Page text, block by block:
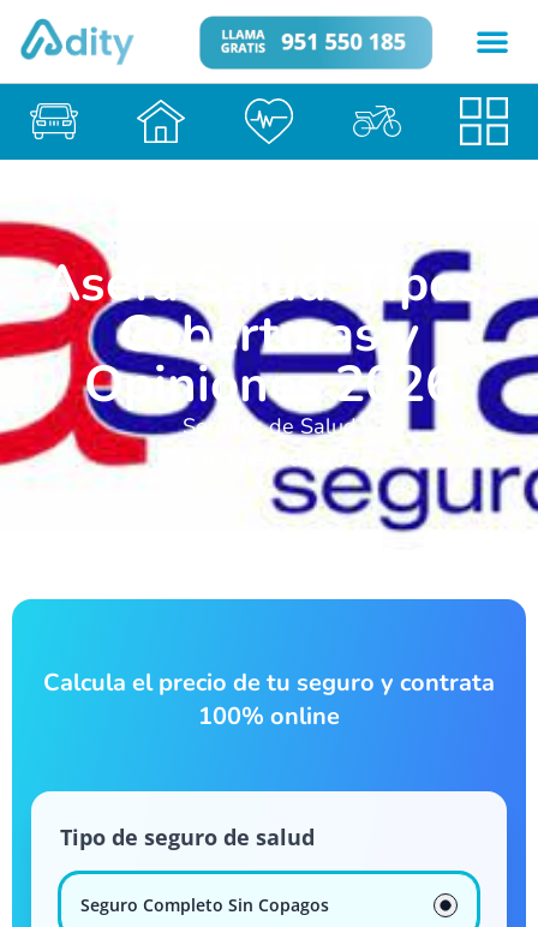
Asefa Salud: Tipos,
Coberturas y
Opiniones 2026
Seguros de Salud
29 de enero de 2026
Calcula el precio de tu seguro y contrata
100% online
Tipo de seguro de salud
Seguro Completo Sin Copagos